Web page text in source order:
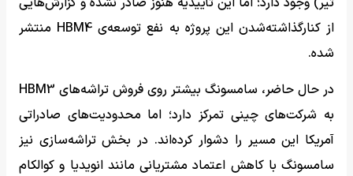
از کنارگذاشته‌شدن این پروژه به نفع توسعه‌ی HBM4 منتشر
شده.
در حال حاضر، سامسونگ بیشتر روی فروش تراشه‌های HBM3
به شرکت‌های چینی تمرکز دارد؛ اما محدودیت‌های صادراتی
آمریکا این مسیر را دشوار کرده‌اند. در بخش تراشه‌سازی نیز
سامسونگ با کاهش اعتماد مشتریانی مانند انویدیا و کوالکام